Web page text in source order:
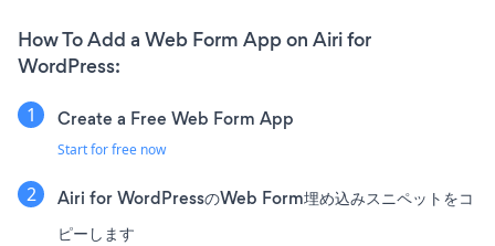
How To Add a Web Form App on Airi for
WordPress:
Create a Free Web Form App
Start for free now
Airi for WordPressのWeb Form埋め込みスニペットをコ
ピーします